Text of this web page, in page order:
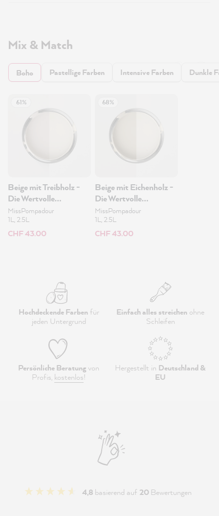
Mix & Match
Boho Pastellige Farben Intensive Farben Dunkle
61%
Beige mit Treibholz -
Die Wertvolle
Wandfarbe 1L
MissPompadour
1L, 2.5L
CHF 43.00
68%
Beige mit Eichenholz -
Die Wertvolle
Wandfarbe 1L
MissPompadour
1L, 2.5L
CHF 43.00
Hochdeckende Farbenfür
jeden Untergrund
Einfach alles streichen ohne
Schleifen
Persönliche Beratungvon
Profis, kostenlos!
Hergestellt in Deutschland &
EU
4,8 basierend auf 20 Bewertungen